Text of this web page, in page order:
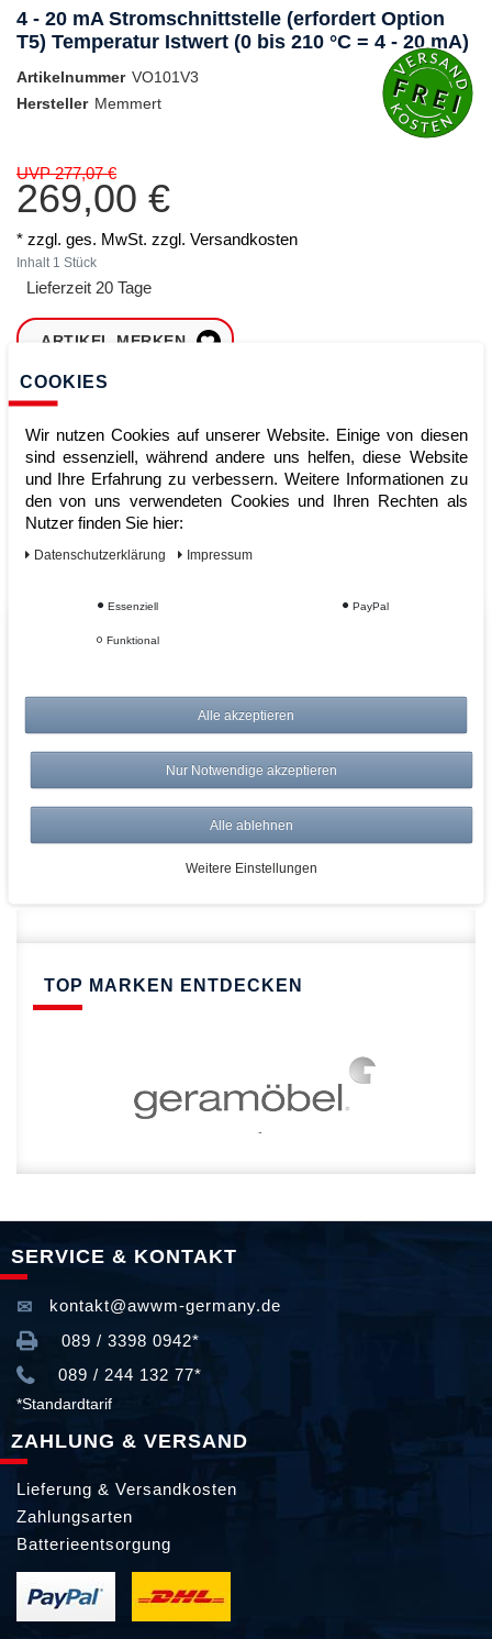
4 - 20 mA Stromschnittstelle (erfordert Option
T5) Temperatur Istwert (0 bis 210 °C = 4 - 20 mA)
Artikelnummer VO101V3
Hersteller Memmert
UVP 277,07 €
269,00 €
* zzgl. ges. MwSt. zzgl. Versandkosten
Inhalt 1 Stück
Lieferzeit 20 Tage
ARTIKEL MERKEN
Sofort lieferbar
Vom Profi für Profis - Ihre Vorteile
Versandkostenfrei ab 150€
Risikolos: 14 Tage Rückgabe
Über 20.000 Artikel
Schnelle Lieferung
TOP MARKEN ENTDECKEN
SERVICE & KONTAKT
kontakt@awwm-germany.de
089 / 3398 0942*
089 / 244 132 77*
*Standardtarif
ZAHLUNG & VERSAND
Lieferung & Versandkosten
Zahlungsarten
Batterieentsorgung
COOKIES
Wir nutzen Cookies auf unserer Website. Einige von diesen
sind essenziell, während andere uns helfen, diese Website
und Ihre Erfahrung zu verbessern. Weitere Informationen zu
den von uns verwendeten Cookies und Ihren Rechten als
Nutzer finden Sie hier:
Daten­schutz­erklärung Impressum
Essenziell PayPal
Funktional
Alle akzeptieren
Nur Notwendige akzeptieren
Alle ablehnen
Weitere Einstellungen